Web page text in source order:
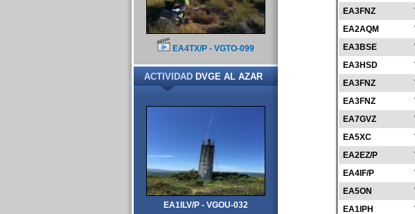
EA3FNZ
EA2AQM
EA3BSE
EA3HSD
EA3FNZ
EA3FNZ
EA7GVZ
EA5XC
EA2EZ/P
EA4IF/P
EA5ON
EA1IPH
EA4TX/P - VGTO-099
ACTIVIDADDVGE AL AZAR
EA1ILV/P - VGOU-032